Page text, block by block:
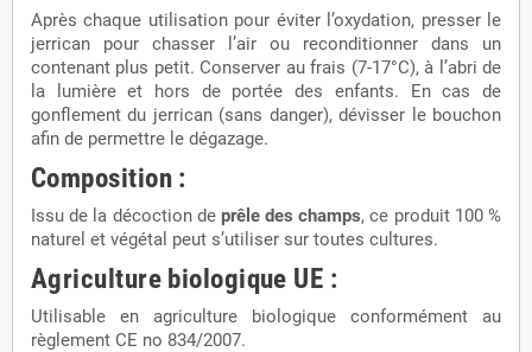
Après chaque utilisation pour éviter l’oxydation, presser le
jerrican pour chasser l’air ou reconditionner dans un
contenant plus petit. Conserver au frais (7-17°C), à l’abri de
la lumière et hors de portée des enfants. En cas de
gonflement du jerrican (sans danger), dévisser le bouchon
afin de permettre le dégazage.
Composition :
Issu de la décoction de prêle des champs, ce produit 100 %
naturel et végétal peut s’utiliser sur toutes cultures.
Agriculture biologique UE :
Utilisable en agriculture biologique conformément au
règlement CE no 834/2007.